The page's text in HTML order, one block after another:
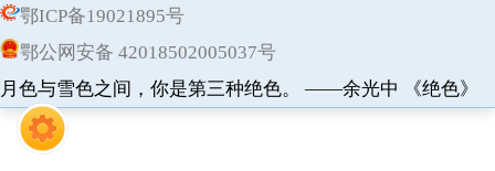
仙缘
树洞
鄂ICP备19021895号
鄂公网安备 42018502005037号
月色与雪色之间，你是第三种绝色。 ——余光中 《绝色》